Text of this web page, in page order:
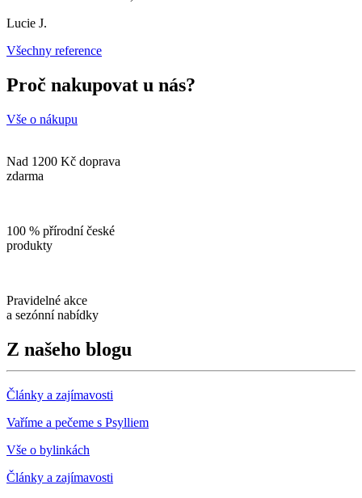
Lucie J.
Všechny reference
Proč nakupovat u nás?
Vše o nákupu
Nad 1200 Kč doprava
zdarma
100 % přírodní české
produkty
Pravidelné akce
a sezónní nabídky
Z našeho blogu
Články a zajímavosti
Vaříme a pečeme s Psylliem
Vše o bylinkách
Články a zajímavosti